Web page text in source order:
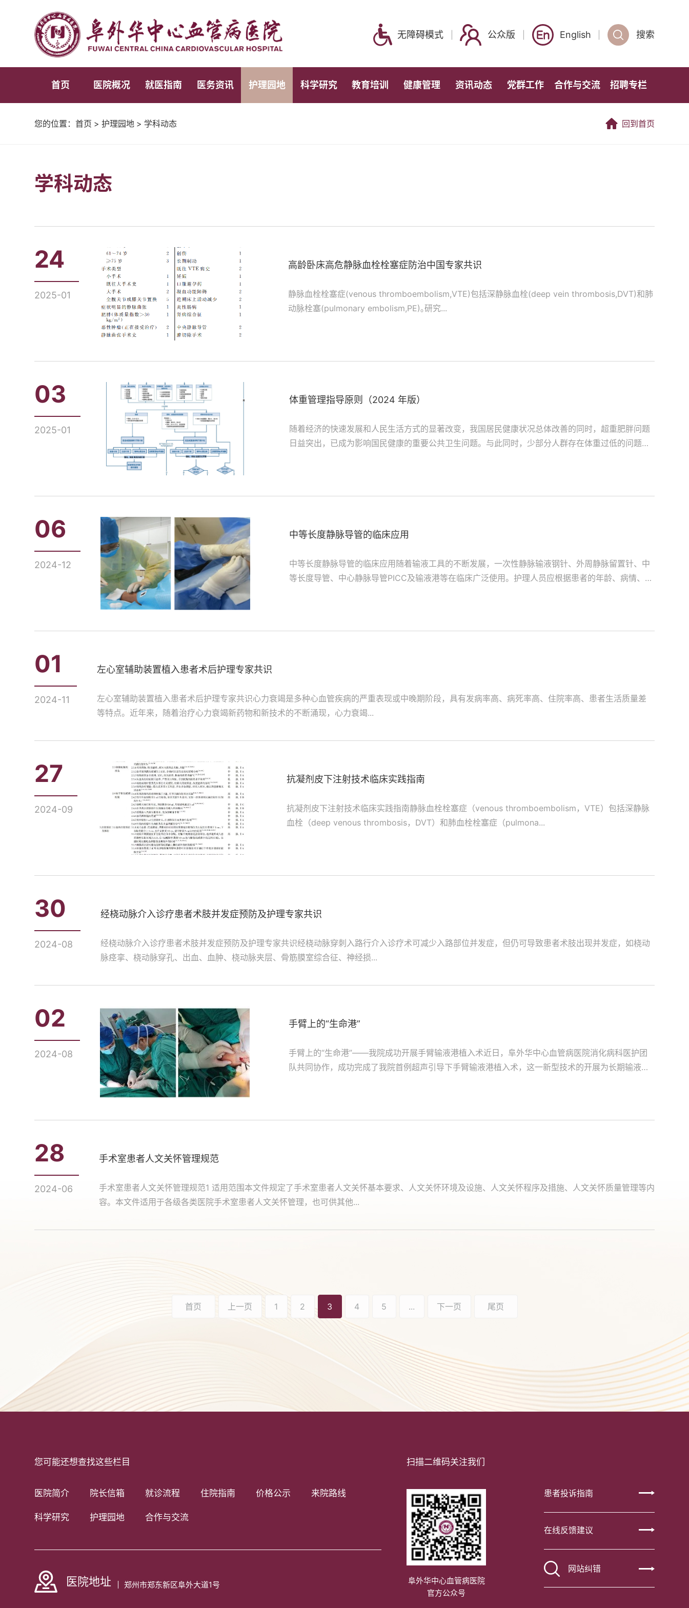
无障碍模式 公众版 English 搜索
首页 医院概况 就医指南 医务资讯 护理园地 科学研究 教育培训 健康管理 资讯动态 党群工作 合作与交流 招聘专栏
您的位置：首页 > 护理园地 > 学科动态 回到首页
学科动态
24
2025-01
高龄卧床高危静脉血栓栓塞症防治中国专家共识
静脉血栓栓塞症(venous thromboembolism,VTE)包括深静脉血栓(deep vein thrombosis,DVT)和肺
动脉栓塞(pulmonary embolism,PE)｡研究...
03
2025-01
体重管理指导原则（2024 年版）
随着经济的快速发展和人民生活方式的显著改变，我国居民健康状况总体改善的同时，超重肥胖问题
日益突出，已成为影响国民健康的重要公共卫生问题。与此同时，少部分人群存在体重过低的问题。
06
2024-12
中等长度静脉导管的临床应用
中等长度静脉导管的临床应用随着输液工具的不断发展，一次性静脉输液钢针、外周静脉留置针、中
等长度导管、中心静脉导管PICC及输液港等在临床广泛使用。护理人员应根据患者的年龄、病情、过
01
2024-11
左心室辅助装置植入患者术后护理专家共识
左心室辅助装置植入患者术后护理专家共识心力衰竭是多种心血管疾病的严重表现或中晚期阶段，具有发病率高、病死率高、住院率高、患者生活质量差
等特点。近年来，随着治疗心力衰竭新药物和新技术的不断涌现，心力衰竭...
27
2024-09
抗凝剂皮下注射技术临床实践指南
抗凝剂皮下注射技术临床实践指南静脉血栓栓塞症（venous thromboembolism，VTE）包括深静脉
血栓（deep venous thrombosis，DVT）和肺血栓栓塞症（pulmona...
30
2024-08
经桡动脉介入诊疗患者术肢并发症预防及护理专家共识
经桡动脉介入诊疗患者术肢并发症预防及护理专家共识经桡动脉穿刺入路行介入诊疗术可减少入路部位并发症，但仍可导致患者术肢出现并发症，如桡动
脉痉挛、桡动脉穿孔、出血、血肿、桡动脉夹层、骨筋膜室综合征、神经损...
02
2024-08
手臂上的“生命港”
手臂上的“生命港”——我院成功开展手臂输液港植入术近日，阜外华中心血管病医院消化病科医护团
队共同协作，成功完成了我院首例超声引导下手臂输液港植入术，这一新型技术的开展为长期输液患
28
2024-06
手术室患者人文关怀管理规范
手术室患者人文关怀管理规范1 适用范围本文件规定了手术室患者人文关怀基本要求、人文关怀环境及设施、人文关怀程序及措施、人文关怀质量管理等内
容。本文件适用于各级各类医院手术室患者人文关怀管理，也可供其他...
首页 上一页 1 2 3 4 5 ... 下一页 尾页
您可能还想查找这些栏目
医院简介 院长信箱 就诊流程 住院指南 价格公示 来院路线
科学研究 护理园地 合作与交流
医院地址 郑州市郑东新区阜外大道1号
扫描二维码关注我们
阜外华中心血管病医院
官方公众号
患者投诉指南
在线反馈建议
网站纠错